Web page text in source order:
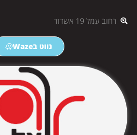
רחוב עמל 19 אשדוד
נווט בWaze